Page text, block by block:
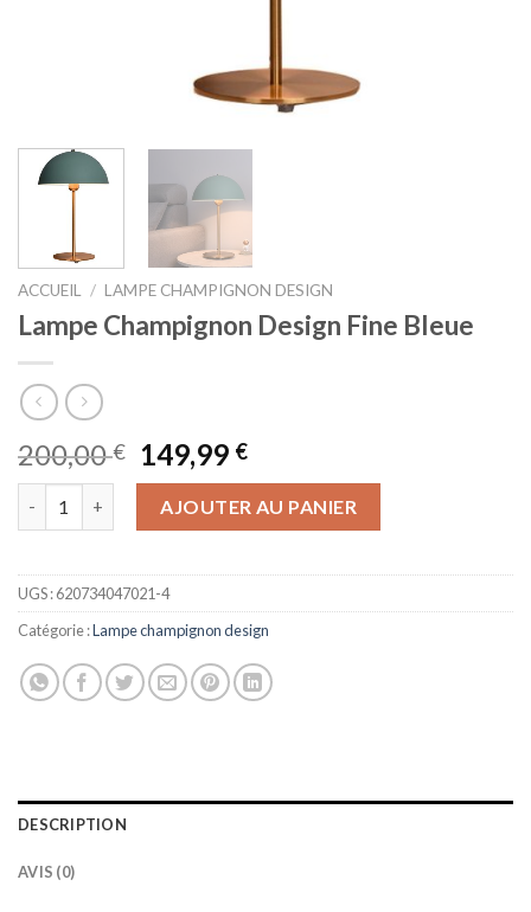
ACCUEIL / LAMPE CHAMPIGNON DESIGN
Lampe Champignon Design Fine Bleue
200,00€
Le
prix
initial
était :
200,00 €.
149,99 €Le
prix
actuel
est :
149,99 €.
AJOUTER AU PANIER
UGS :620734047021-4
Catégorie :Lampe champignon design
DESCRIPTION
AVIS (0)